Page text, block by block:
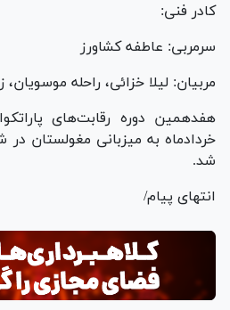
کادر فنی:
سرمربی: عاطفه کشاورز
مربیان: لیلا خزائی، راحله موسویان،
هفدهمین دوره رقابت‌های
خردادماه به میزبانی مغولستان در
شد.
انتهای پیام/